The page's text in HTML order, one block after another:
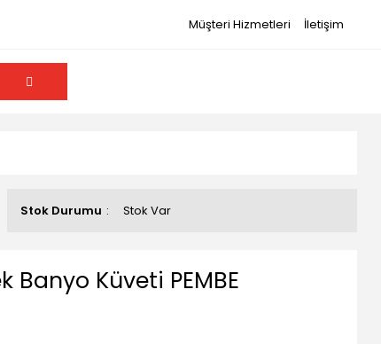
Müşteri Hizmetleri İletişim
Stok Durumu Stok Var
Banyo Küveti PEMBE